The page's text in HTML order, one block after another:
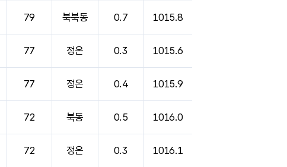
79 북북동 0.7 1015.8
77 정온 0.3 1015.6
77 정온 0.4 1015.9
72 북동 0.5 1016.0
72 정온 0.3 1016.1